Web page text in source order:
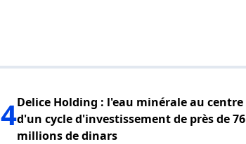
4Delice Holding : l'eau minérale au centre
d'un cycle d'investissement de près de 76
millions de dinars